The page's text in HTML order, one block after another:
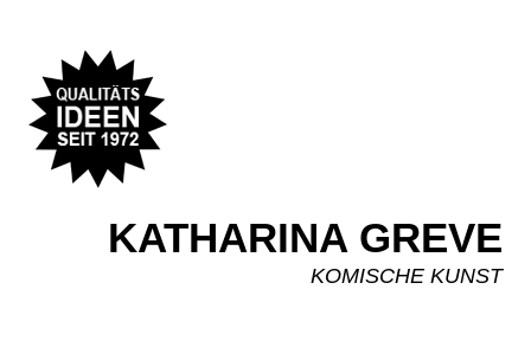
KATHARINA GREVE
KOMISCHE KUNST